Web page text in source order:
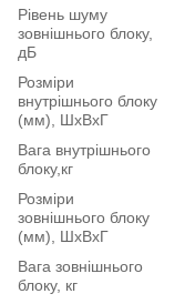
Рівень шуму
зовнішнього блоку,
дБ
Розміри
внутрішнього блоку
(мм), ШхВхГ
Вага внутрішнього
блоку,кг
Розміри
зовнішнього блоку
(мм), ШхВхГ
Вага зовнішнього
блоку, кг